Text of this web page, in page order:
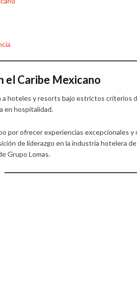
el Caribe Mexicano
a hoteles y resorts bajo estrictos criterios
en hospitalidad.
por ofrecer experiencias excepcionales y
de liderazgo en la industria hotelera de
Grupo Lomas.